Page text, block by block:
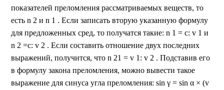
показателей преломления рассматриваемых веществ, то
есть n 2 и n 1 . Если записать вторую указанную формулу
для предложенных сред, то получатся такие: n 1 = с: v 1 и
n 2 =с: v 2 . Если составить отношение двух последних
выражений, получится, что n 21 = v 1: v 2 . Подставив его
в формулу закона преломления, можно вывести такое
выражение для синуса угла преломления: sin γ = sin α × (v